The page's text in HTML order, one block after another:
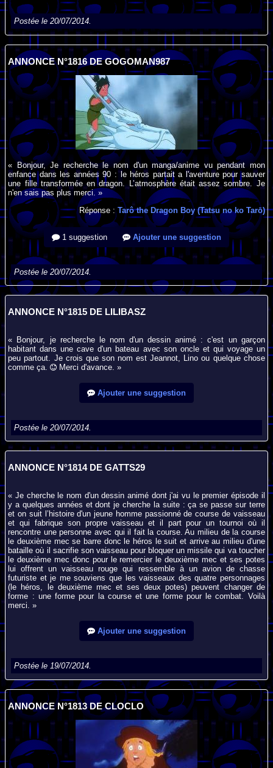
Postée le 20/07/2014.
ANNONCE N°1816 DE GOGOMAN987
« Bonjour, Je recherche le nom d'un manga/anime vu pendant mon
enfance dans les années 90 : le héros partait a l'aventure pour sauver
une fille transformée en dragon. L’atmosphère était assez sombre. Je
n'en sais pas plus merci. »
Réponse :Tarô the Dragon Boy (Tatsu no ko Tarō)
1 suggestion Ajouter une suggestion
Postée le 20/07/2014.
ANNONCE N°1815 DE LILIBASZ
« Bonjour, je recherche le nom d'un dessin animé : c'est un garçon
habitant dans une cave d'un bateau avec son oncle et qui voyage un
peu partout. Je crois que son nom est Jeannot, Lino ou quelque chose
comme ça.
Merci d'avance. »
Ajouter une suggestion
Postée le 20/07/2014.
ANNONCE N°1814 DE GATTS29
« Je cherche le nom d'un dessin animé dont j'ai vu le premier épisode il
y a quelques années et dont je cherche la suite : ça se passe sur terre
et on suit l’histoire d'un jeune homme passionné de course de vaisseau
et qui fabrique son propre vaisseau et il part pour un tournoi où il
rencontre une personne avec qui il fait la course. Au milieu de la course
le deuxième mec se barre donc le héros le suit et arrive au milieu d'une
bataille où il sacrifie son vaisseau pour bloquer un missile qui va toucher
le deuxième mec donc pour le remercier le deuxième mec et ses potes
lui offrent un vaisseau rouge qui ressemble à un avion de chasse
futuriste et je me souviens que les vaisseaux des quatre personnages
(le héros, le deuxième mec et ses deux potes) peuvent changer de
forme : une forme pour la course et une forme pour le combat. Voilà
merci. »
Ajouter une suggestion
Postée le 19/07/2014.
ANNONCE N°1813 DE CLOCLO